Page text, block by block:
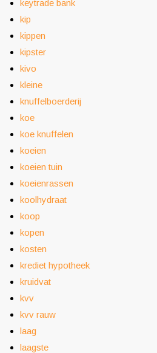
keytrade bank
kip
kippen
kipster
kivo
kleine
knuffelboerderij
koe
koe knuffelen
koeien
koeien tuin
koeienrassen
koolhydraat
koop
kopen
kosten
krediet hypotheek
kruidvat
kvv
kvv rauw
laag
laagste